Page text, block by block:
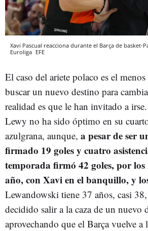
Xavi Pascual reacciona durante el Barça de basket-
Euroliga EFE
El caso del ariete polaco es el
buscar un nuevo destino para
realidad es que le han invitado a
Lewy no ha sido óptimo en su
azulgrana, aunque, a pesar de ser
firmado 19 goles y cuatro
temporada firmó 42 goles, por los
año, con Xavi en el banquillo, y
Lewandowski tiene 37 años, casi
decidido salir a la caza de un nuevo
aprovechando que el Barça vuelve